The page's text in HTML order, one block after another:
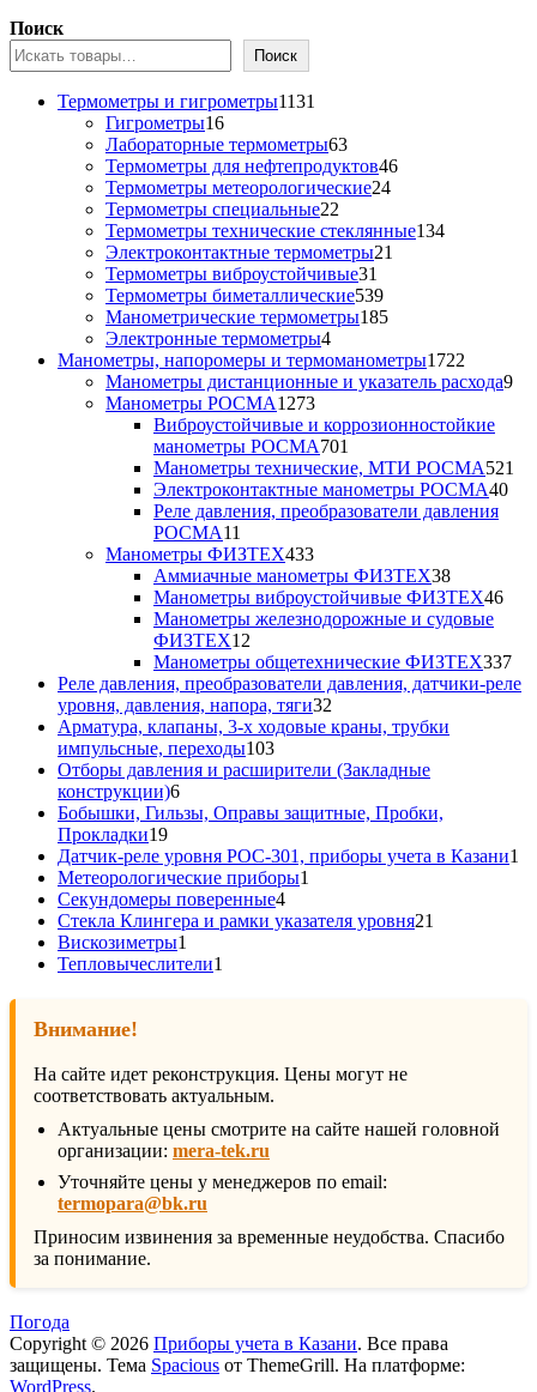
Поиск
Поиск
Термометры и гигрометры1131
Гигрометры1616
товаров
Лабораторные термометры6363
товара
Термометры для нефтепродуктов4646
Термометры метеорологические2424
Термометры специальные22
товара
Термометры технические стеклянные134134
Электроконтактные термометры21
Термометры виброустойчивые31
товар
Термометры биметаллические539539
товаров
Манометрические термометры185185
Электронные термометры44
товара
Манометры, напоромеры и термоманометры1722
товара
Манометры дистанционные и указатель расхода99
Манометры РОСМА12731273
товара
Виброустойчивые и коррозионностойкие
манометры РОСМА701
товар
Манометры технические, МТИ РОСМА521
Электроконтактные манометры РОСМА4040
Реле давления, преобразователи давления
РОСМА11
товаров
Манометры ФИЗТЕХ433433
товара
Аммиачные манометры ФИЗТЕХ3838
товаров
Манометры виброустойчивые ФИЗТЕХ4646
Манометры железнодорожные и судовые
ФИЗТЕХ12
товаров
Манометры общетехнические ФИЗТЕХ337
Реле давления, преобразователи давления, датчики-реле
уровня, давления, напора, тяги32
товара
Арматура, клапаны, 3-х ходовые краны, трубки
импульсные, переходы103103
товара
Отборы давления и расширители (Закладные
конструкции)66
товаров
Бобышки, Гильзы, Оправы защитные, Пробки,
Прокладки1919
товаров
Датчик-реле уровня РОС-301, приборы учета в Казани1
Метеорологические приборы1
Секундомеры поверенные44
товара
Стекла Клингера и рамки указателя уровня21
Вискозиметры1
товар
Тепловычеслители1
Внимание!
На сайте идет реконструкция. Цены могут не
соответствовать актуальным.
Актуальные цены смотрите на сайте нашей головной
организации: mera-tek.ru
Уточняйте цены у менеджеров по email:
termopara@bk.ru
Приносим извинения за временные неудобства. Спасибо
за понимание.
Погода
Copyright © 2026 Приборы учета в Казани. Все права
защищены. Тема Spacious от ThemeGrill. На платформе:
WordPress.